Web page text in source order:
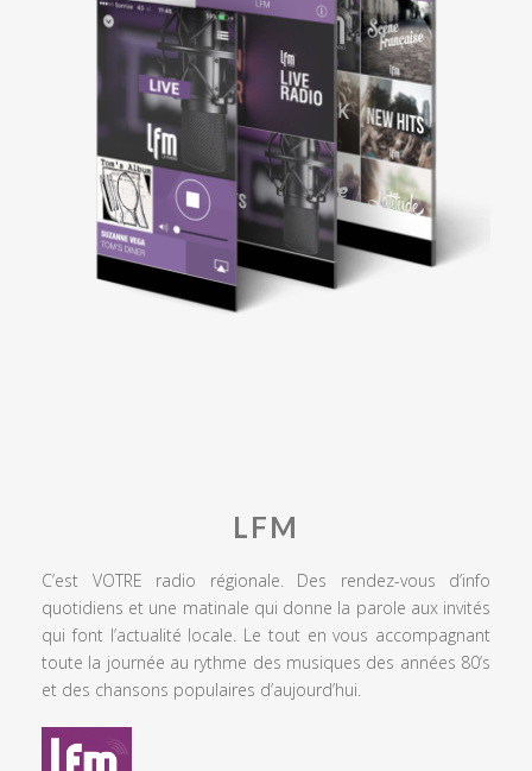
LFM
C’est VOTRE radio régionale. Des rendez-vous d’info
quotidiens et une matinale qui donne la parole aux invités
qui font l’actualité locale. Le tout en vous accompagnant
toute la journée au rythme des musiques des années 80’s
et des chansons populaires d’aujourd’hui.